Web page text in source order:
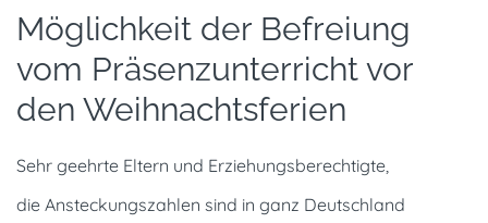
Möglichkeit der Befreiung
vom Präsenzunterricht vor
den Weihnachtsferien
Sehr geehrte Eltern und Erziehungsberechtigte,
die Ansteckungszahlen sind in ganz Deutschland